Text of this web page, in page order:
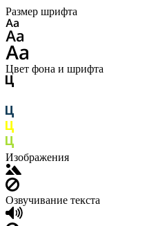
Размер шрифта
Цвет фона и шрифта
Изображения
Озвучивание текста